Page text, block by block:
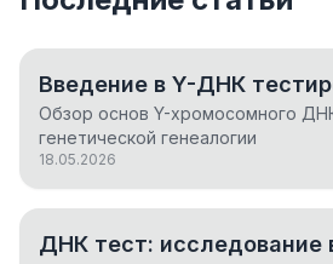
Введение в Y-ДНК
Обзор основ Y-хромосомного
генетической генеалогии
18.05.2026
ДНК тест: исследование